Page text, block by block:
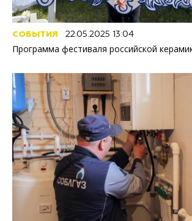
СОБЫТИЯ 22.05.2025 13:04
Программа фестиваля российской